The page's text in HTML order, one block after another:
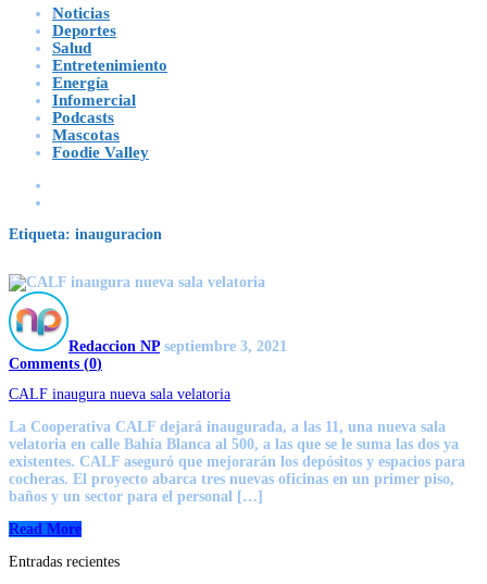
Noticias
Deportes
Salud
Entretenimiento
Energía
Infomercial
Podcasts
Mascotas
Foodie Valley
Etiqueta: inauguracion
Redaccion NP septiembre 3, 2021
Comments (0)
CALF inaugura nueva sala velatoria
La Cooperativa CALF dejará inaugurada, a las 11, una nueva sala
velatoria en calle Bahía Blanca al 500, a las que se le suma las dos ya
existentes. CALF aseguró que mejorarán los depósitos y espacios para
cocheras. El proyecto abarca tres nuevas oficinas en un primer piso,
baños y un sector para el personal […]
Read More
Entradas recientes